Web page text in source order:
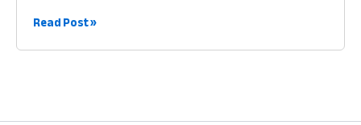
ব্যবসার
বাড়ানোর
Read Post »